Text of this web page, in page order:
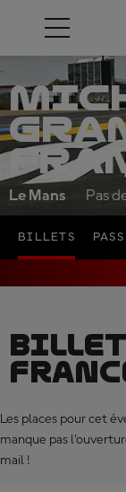
Le Mans Pas
BILLETS
Les places pour cet
manque pas
mail !